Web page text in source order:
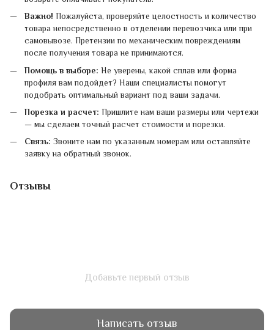
Важно! Пожалуйста, проверяйте целостность и количество
товара непосредственно в отделении перевозчика или при
самовывозе. Претензии по механическим повреждениям
после получения товара не принимаются.
Помощь в выборе: Не уверены, какой сплав или форма
профиля вам подойдет? Наши специалисты помогут
подобрать оптимальный вариант под ваши задачи.
Порезка и расчет: Пришлите нам ваши размеры или чертежи
— мы сделаем точный расчет стоимости и порезки.
Связь: Звоните нам по указанным номерам или оставляйте
заявку на обратный звонок.
Отзывы
Добавьте первый отзыв
Написать отзыв